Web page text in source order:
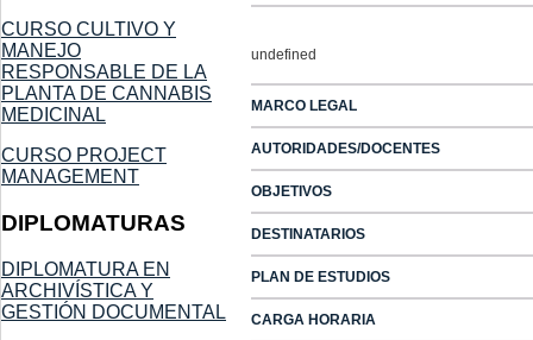
CURSO CULTIVO Y
MANEJO
RESPONSABLE DE LA
PLANTA DE CANNABIS
MEDICINAL
CURSO PROJECT
MANAGEMENT
DIPLOMATURAS
DIPLOMATURA EN
ARCHIVÍSTICA Y
GESTIÓN DOCUMENTAL
undefined
MARCO LEGAL
AUTORIDADES/DOCENTES
OBJETIVOS
DESTINATARIOS
PLAN DE ESTUDIOS
CARGA HORARIA